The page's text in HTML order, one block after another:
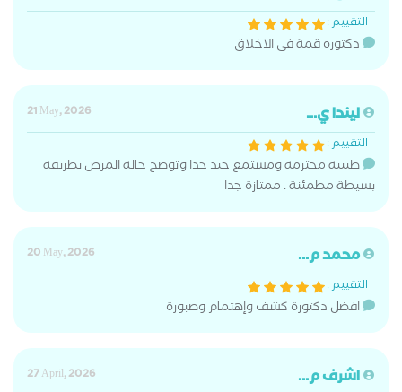
التقييم :
دكتوره قمة فى الاخلاق
ليندا ي...
21 May, 2026
التقييم :
طبيبة محترمة ومستمع جيد جدا وتوضح حالة المرض بطريقة
بسيطة مطمئنة . ممتازة جدا
محمد م...
20 May, 2026
التقييم :
افضل دكتورة كشف وإهتمام وصبورة
اشرف م...
27 April, 2026